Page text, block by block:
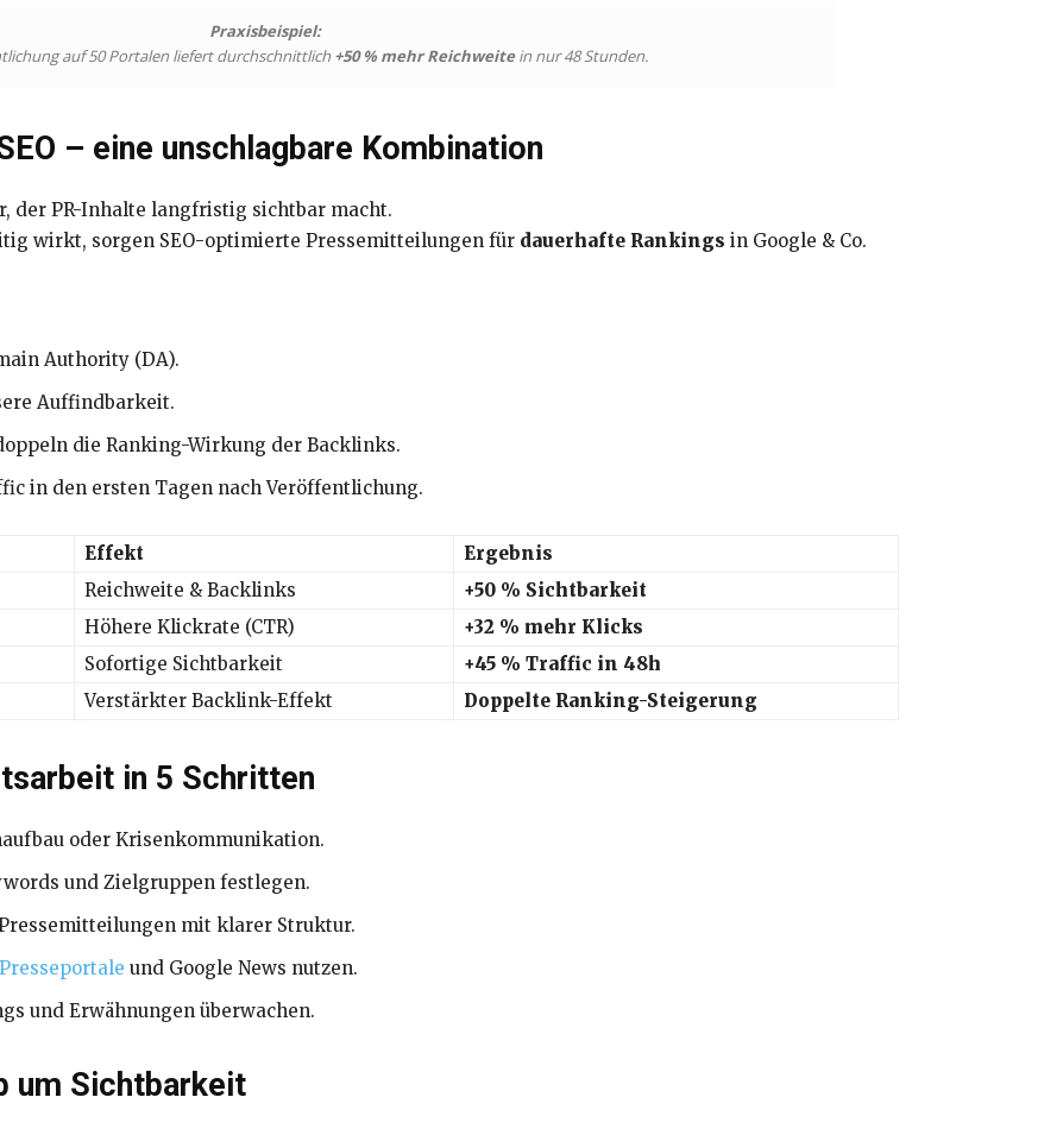
Praxisbeispiel:
auf 50 Portalen liefert durchschnittlich +50 % mehr Reichweitein nur 48 Stunden.
– eine unschlagbare Kombination
der PR-Inhalte langfristig sichtbar macht.
wirkt, sorgen SEO-optimierte Pressemitteilungen für dauerhafte Rankings in Google & Co.
Authority (DA).
Auffindbarkeit.
die Ranking-Wirkung der Backlinks.
in den ersten Tagen nach Veröffentlichung.
Effekt
Ergebnis
Reichweite & Backlinks
+50 % Sichtbarkeit
Höhere Klickrate (CTR)
+32 % mehr Klicks
Sofortige Sichtbarkeit
+45 % Traffic in 48h
Verstärkter Backlink-Effekt Doppelte Ranking-Steigerung
in 5 Schritten
oder Krisenkommunikation.
und Zielgruppen festlegen.
mit klarer Struktur.
und Google News nutzen.
und Erwähnungen überwachen.
um Sichtbarkeit